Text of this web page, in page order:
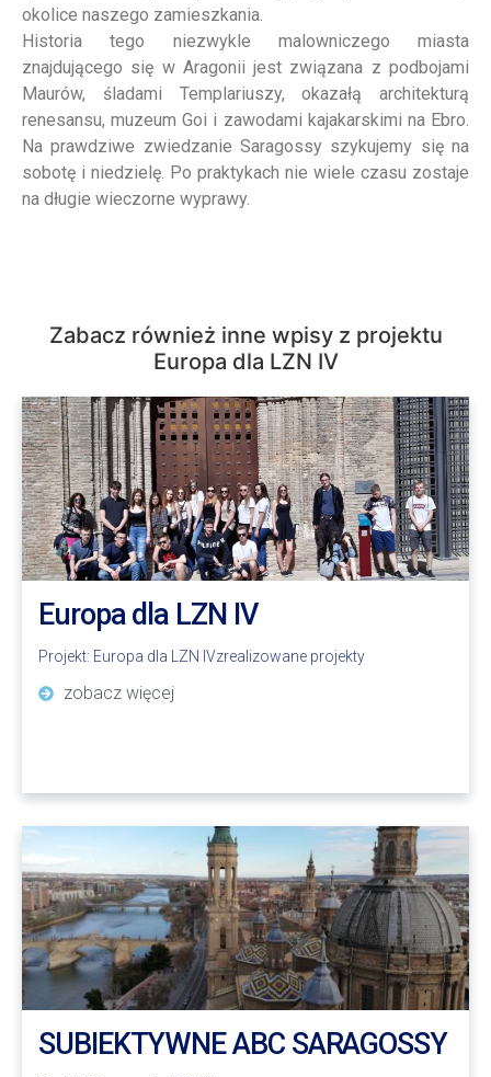
okolice naszego zamieszkania.
Historia tego niezwykle malowniczego miasta
znajdującego się w Aragonii jest związana z podbojami
Maurów, śladami Templariuszy, okazałą architekturą
renesansu, muzeum Goi i zawodami kajakarskimi na Ebro.
Na prawdziwe zwiedzanie Saragossy szykujemy się na
sobotę i niedzielę. Po praktykach nie wiele czasu zostaje
na długie wieczorne wyprawy.
Zabacz również inne wpisy z projektu
Europa dla LZN IV
Europa dla LZN IV
Projekt: Europa dla LZN IVzrealizowane projekty
zobacz więcej
SUBIEKTYWNE ABC SARAGOSSY